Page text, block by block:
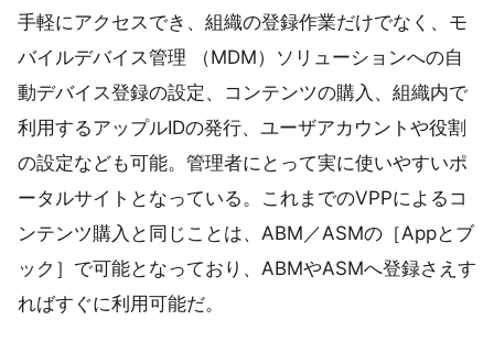
手軽にアクセスでき、組織の登録作業だけでなく、モ
バイルデバイス管理 （MDM）ソリューションへの自
動デバイス登録の設定、コンテンツの購入、組織内で
利用するアップルIDの発行、ユーザアカウントや役割
の設定なども可能。管理者にとって実に使いやすいポ
ータルサイトとなっている。これまでのVPPによるコ
ンテンツ購入と同じことは、ABM／ASMの［Appとブ
ック］で可能となっており、ABMやASMへ登録さえす
ればすぐに利用可能だ。